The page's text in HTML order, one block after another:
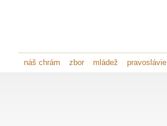
náš chrám zbor mládež pravoslávie